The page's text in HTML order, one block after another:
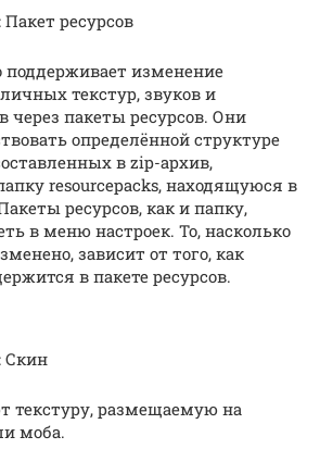
ресурсов
изменение
текстур, звуков и
через пакеты ресурсов. Они
определённой структуре
в zip-архив,
resourcepacks, находящуюся в
ресурсов, как и папку,
в меню настроек. То, насколько
зависит от того, как
в пакете ресурсов.
Скин
текстуру, размещаемую на
моба.